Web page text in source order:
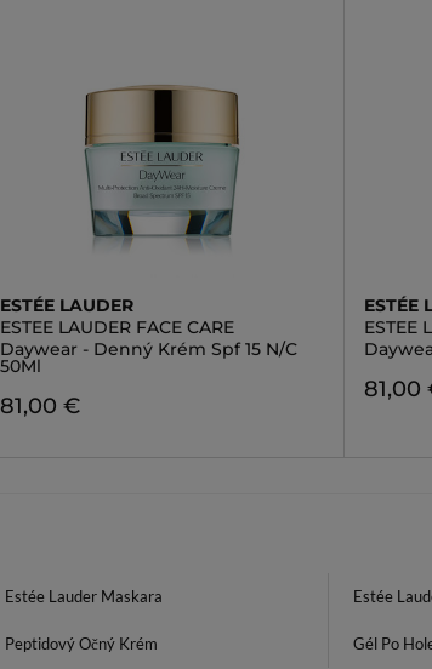
ESTÉE LAUDER
ESTEE LAUDER FACE CARE
Daywear - Denný Krém Spf 15 N/C
50Ml
81,00 €
ESTÉE
ESTEE
81,00
Estée Lauder Maskara Estée
Peptidový Očný Krém Gél Po